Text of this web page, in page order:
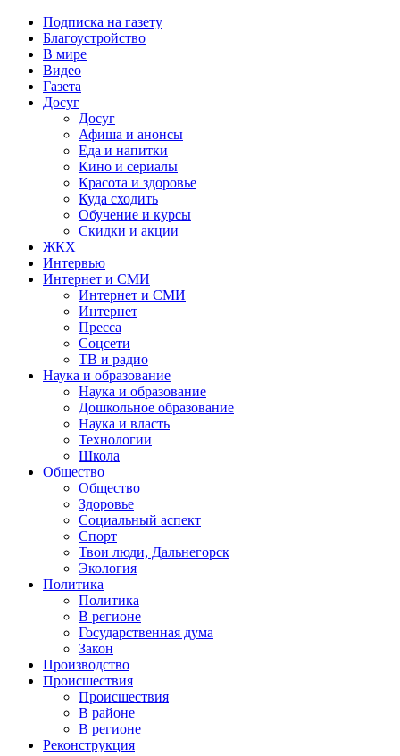
Подписка на газету
Благоустройство
В мире
Видео
Газета
Досуг
Досуг
Афиша и анонсы
Еда и напитки
Кино и сериалы
Красота и здоровье
Куда сходить
Обучение и курсы
Скидки и акции
ЖКХ
Интервью
Интернет и СМИ
Интернет и СМИ
Интернет
Пресса
Соцсети
ТВ и радио
Наука и образование
Наука и образование
Дошкольное образование
Наука и власть
Технологии
Школа
Общество
Общество
Здоровье
Социальный аспект
Спорт
Твои люди, Дальнегорск
Экология
Политика
Политика
В регионе
Государственная дума
Закон
Производство
Происшествия
Происшествия
В районе
В регионе
Реконструкция